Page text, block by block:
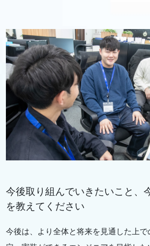
今後取り組んでいきたいこと、
を教えてください
今後は、より全体と将来を見通した上